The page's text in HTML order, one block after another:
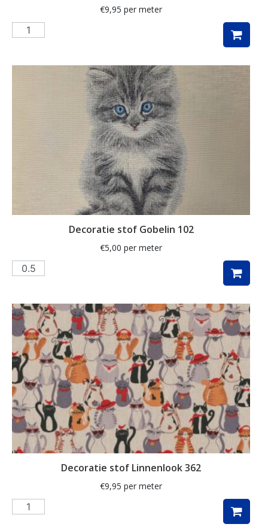
naaigerei
paardenbloem
paddenstoelen
paisley
pasen
pauw
pauwen
penguin
piano
planten
poezen
regenboog
rozen
ruit
safari
€9,95 per meter
Decoratie stof Gobelin 102
€5,00 per meter
Decoratie stof Linnenlook 362
€9,95 per meter